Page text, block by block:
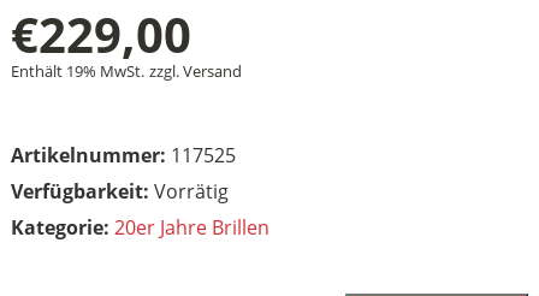
€229,00
Enthält 19% MwSt. zzgl.Versand
Artikelnummer: 117525
Vorrätig
Kategorie: 20er Jahre Brillen